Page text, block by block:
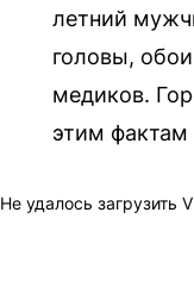
летний
головы,
медиков.
этим фактам
Не удалось загрузить